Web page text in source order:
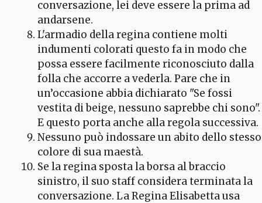
conversazione, lei deve essere la prima ad
andarsene.
L'armadio della regina contiene molti
indumenti colorati questo fa in modo che
possa essere facilmente riconosciuto dalla
folla che accorre a vederla. Pare che in
un’occasione abbia dichiarato "Se fossi
vestita di beige, nessuno saprebbe chi sono".
E questo porta anche alla regola successiva.
Nessuno può indossare un abito dello stesso
colore di sua maestà.
Se la regina sposta la borsa al braccio
sinistro, il suo staff considera terminata la
conversazione. La Regina Elisabetta usa